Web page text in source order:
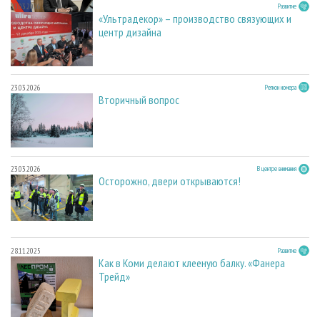
23.03.2026 Развитие
«Ультрадекор» – производство связующих и
центр дизайна
23.03.2026 Регион номера
Вторичный вопрос
23.03.2026 В центре внимания
Осторожно, двери открываются!
28.11.2025 Развитие
Как в Коми делают клееную балку. «Фанера
Трейд»